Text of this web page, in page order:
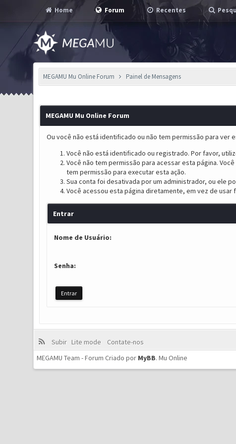
Home Forum Recentes
MEGAMU Mu Online Forum Painel de Mensagens
MEGAMU Mu Online Forum
Ou você não está identificado ou não tem permissão para ver
Você não está identificado ou registrado. Por favor,
Você não tem permissão para acessar esta página.
tem permissão para executar esta ação.
Sua conta foi desativada por um administrador, ou ele
Você acessou esta página diretamente, em vez de usar
Entrar
Nome de Usuário:
Senha:
Subir Lite mode
Contate-nos
MEGAMU Team - Forum Criado por MyBB.Mu Online